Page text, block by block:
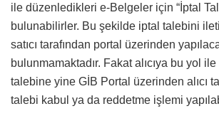
ile düzenledikleri e-Belgeler için “İptal
bulunabilirler. Bu şekilde iptal talebini
satıcı tarafından portal üzerinden
bulunmamaktadır. Fakat alıcıya bu yol
talebine yine GİB Portal üzerinden alıcı
talebi kabul ya da reddetme işlemi